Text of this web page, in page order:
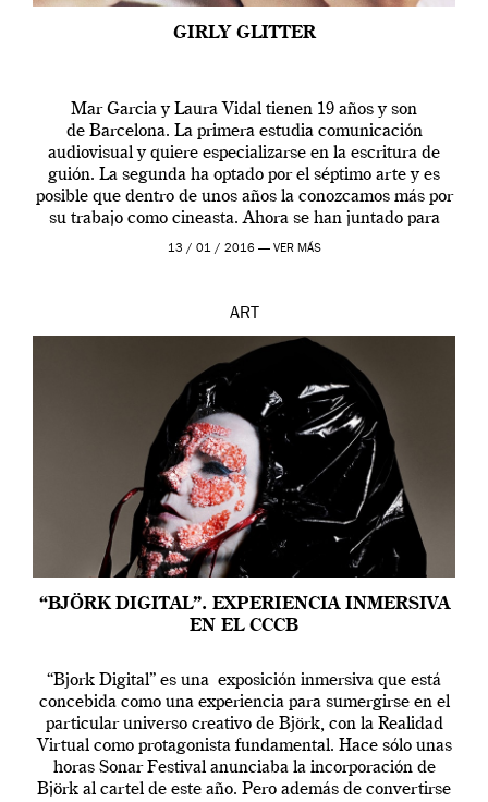
GIRLY GLITTER
Mar Garcia y Laura Vidal tienen 19 años y son
de Barcelona. La primera estudia comunicación
audiovisual y quiere especializarse en la escritura de
guión. La segunda ha optado por el séptimo arte y es
posible que dentro de unos años la conozcamos más por
su trabajo como cineasta. Ahora se han juntado para
contarnos una […]
13 / 01 / 2016 — VER MÁS
ART
“BJÖRK DIGITAL”. EXPERIENCIA INMERSIVA
EN EL CCCB
“Bjork Digital” es una exposición inmersiva que está
concebida como una experiencia para sumergirse en el
particular universo creativo de Björk, con la Realidad
Virtual como protagonista fundamental. Hace sólo unas
horas Sonar Festival anunciaba la incorporación de
Björk al cartel de este año. Pero además de convertirse